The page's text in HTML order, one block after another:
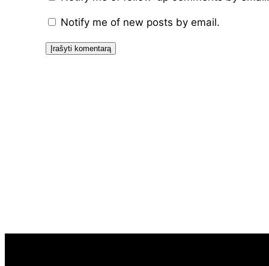
Notify me of new posts by email.